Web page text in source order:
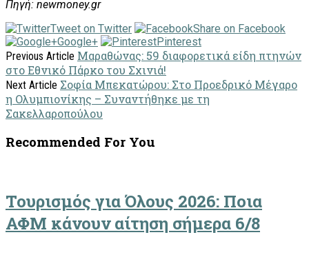
Πηγή: newmoney.gr
Tweet on Twitter
Share on Facebook
Google+
Pinterest
Previous Article Μαραθώνας: 59 διαφορετικά είδη πτηνών
στο Εθνικό Πάρκο του Σχινιά!
Next Article Σοφία Μπεκατώρου: Στο Προεδρικό Μέγαρο
η Ολυμπιονίκης – Συναντήθηκε με τη
Σακελλαροπούλου
Recommended For You
Τουρισμός για Όλους 2026: Ποια
ΑΦΜ κάνουν αίτηση σήμερα 6/8